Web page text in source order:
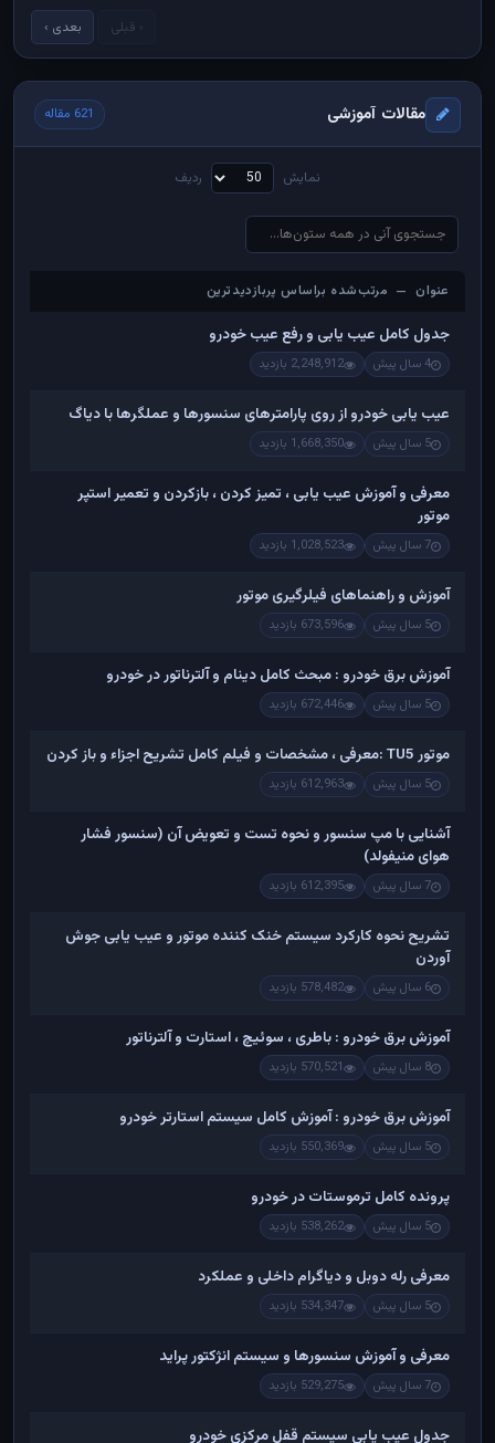
‹ قبلی بعدی ›
مقالات آموزشی 621 مقاله
نمایش ردیف
عنوان — مرتب‌شده براساس پربازدیدترین
عنوان — مرتب‌شده براساس پربازدیدترین
جدول کامل عیب یابی و رفع عیب خودرو
4 سال پیش 2,248,912 بازدید
عیب یابی خودرو از روی پارامترهای سنسورها و عملگرها با دیاگ
5 سال پیش 1,668,350 بازدید
معرفی و آموزش عیب یابی ، تمیز کردن ، بازکردن و تعمیر استپر
موتور
7 سال پیش 1,028,523 بازدید
آموزش و راهنماهای فیلرگیری موتور
5 سال پیش 673,596 بازدید
آموزش برق خودرو : مبحث کامل دینام و آلترناتور در خودرو
5 سال پیش 672,446 بازدید
موتور TU5 :معرفی ، مشخصات و فیلم کامل تشریح اجزاء و باز کردن
5 سال پیش 612,963 بازدید
آشنایی با مپ سنسور و نحوه تست و تعویض آن (سنسور فشار
هوای منیفولد)
7 سال پیش 612,395 بازدید
تشریح نحوه کارکرد سیستم خنک کننده موتور و عیب یابی جوش
آوردن
6 سال پیش 578,482 بازدید
آموزش برق خودرو : باطری ، سوئیچ ، استارت و آلترناتور
8 سال پیش 570,521 بازدید
آموزش برق خودرو : آموزش کامل سیستم استارتر خودرو
5 سال پیش 550,369 بازدید
پرونده کامل ترموستات در خودرو
5 سال پیش 538,262 بازدید
معرفی رله دوبل و دیاگرام داخلی و عملکرد
5 سال پیش 534,347 بازدید
معرفی و آموزش سنسورها و سیستم انژکتور پراید
7 سال پیش 529,275 بازدید
جدول عیب یابی سیستم قفل مرکزی خودرو